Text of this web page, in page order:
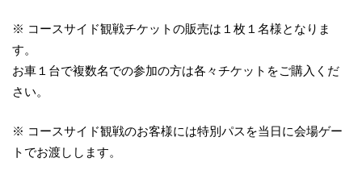
※ コースサイド観戦チケットの販売は１枚１名様となりま
す。
お車１台で複数名での参加の方は各々チケットをご購入くだ
さい。
※ コースサイド観戦のお客様には特別パスを当日に会場ゲー
トでお渡しします。